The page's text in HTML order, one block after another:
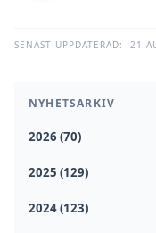
NYHETSARKIV
2026 (70)
2025 (129)
2024 (123)
SENAST UPPDATERAD: 21